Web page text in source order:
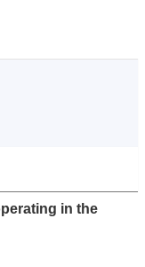
in the